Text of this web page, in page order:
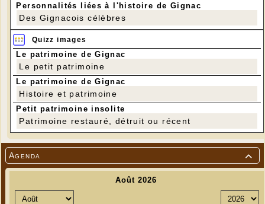

Agenda
Personnalités liées à l'histoire de Gignac
Des Gignacois célèbres
Quizz images
Le patrimoine de Gignac
Le petit patrimoine
Le patrimoine de Gignac
Histoire et patrimoine
Petit patrimoine insolite
Patrimoine restauré, détruit ou récent